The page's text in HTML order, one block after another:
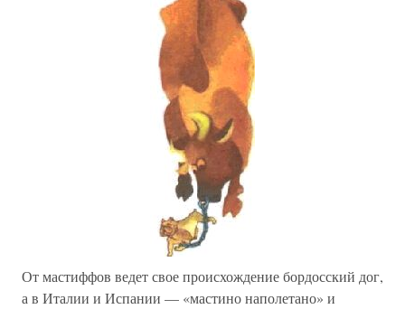
От мастиффов ведет свое происхождение бордосский дог,
а в Италии и Испании — «мастино наполетано» и